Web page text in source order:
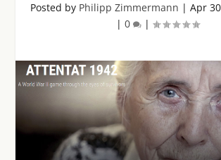
Posted by Philipp Zimmermann | Apr
| 0 |